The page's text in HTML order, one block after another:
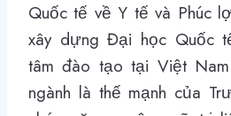
Quốc tế về Y tế và Phúc
xây dựng Đại học Quốc
tâm đào tạo tại Việt Nam
ngành là thế mạnh của